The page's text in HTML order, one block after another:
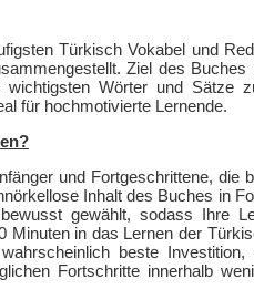
Türkisch Vokabel und
Ziel des
Wörter und Sätze
für hochmotivierte Lernende.
und Fortgeschrittene, die
Inhalt des Buches in
gewählt, sodass Ihre
Minuten in das Lernen der
beste
Fortschritte innerhalb